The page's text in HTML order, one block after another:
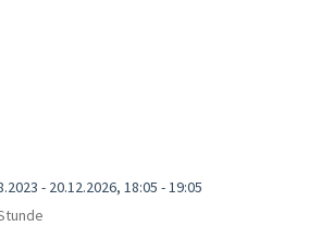
- 20.12.2026, 18:05 - 19:05